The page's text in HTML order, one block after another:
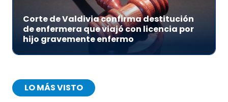
Corte de Valdivia confirma destitución
de enfermera que viajó con licencia por
hijo gravemente enfermo
LO MÁS VISTO